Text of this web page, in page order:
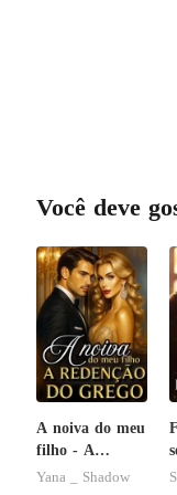
Você deve
A noiva do meu
filho - A
Redenção do
Yana _ Shadow